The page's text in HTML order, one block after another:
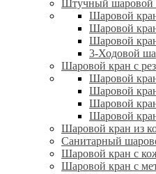
Штучный шаровой
Шаровой
Шаровой
Шаровой
3-Ходовой
Шаровой кран с
Шаровой
Шаровой
Шаровой
Шаровой
Шаровой кран из
Санитарный
Шаровой кран с
Шаровой кран с